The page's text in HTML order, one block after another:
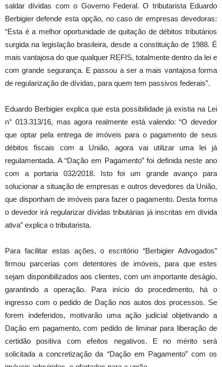
saldar dívidas com o Governo Federal. O tributarista Eduardo
Berbigier defende esta opção, no caso de empresas devedoras:
“Esta é a melhor oportunidade de quitação de débitos tributários
surgida na legislação brasileira, desde a constituição de 1988. É
mais vantajosa do que qualquer REFIS, totalmente dentro da lei e
com grande segurança. E passou a ser a mais vantajosa forma
de regularização de dívidas, para quem tem passivos federais”.
Eduardo Berbigier explica que esta possibilidade já existia na Lei
n° 013.313/16, mas agora realmente está valendo: “O devedor
que optar pela entrega de imóveis para o pagamento de seus
débitos fiscais com a União, agora vai utilizar uma lei já
regulamentada. A “Dação em Pagamento” foi definida neste ano
com a portaria 032/2018. Isto foi um grande avanço para
solucionar a situação de empresas e outros devedores da União,
que disponham de imóveis para fazer o pagamento. Desta forma
o devedor irá regularizar dívidas tributárias já inscritas em dívida
ativa” explica o tributarista.
Para facilitar estas ações, o escritório “Berbigier Advogados”
firmou parcerias com detentores de imóveis, para que estes
sejam disponibilizados aos clientes, com um importante deságio,
garantindo a operação. Para início do procedimento, há o
ingresso com o pedido de Dação nos autos dos processos. Se
forem indeferidos, motivarão uma ação judicial objetivando a
Dação em pagamento, com pedido de liminar para liberação de
certidão positiva com efeitos negativos. E no mérito será
solicitada a concretização da “Dação em Pagamento” com os